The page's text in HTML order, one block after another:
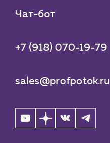
Чат-бот
+7 (918) 070-19-79
sales@profpotok.ru